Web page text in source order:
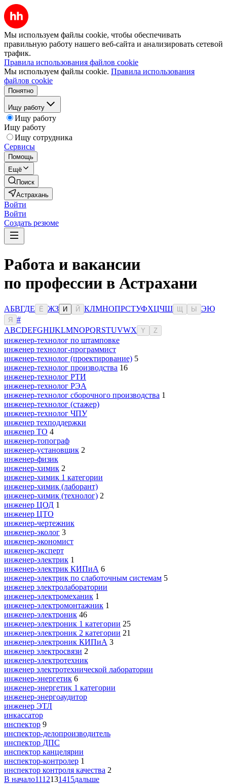
Мы используем файлы cookie, чтобы обеспечивать
правильную работу нашего веб-сайта и анализировать сетевой
трафик.
Правила использования файлов cookie
Мы используем файлы cookie. Правила использования
файлов cookie
Понятно
Ищу работу
Ищу работу
Ищу работу
Ищу сотрудника
Сервисы
Помощь
Ещё
Поиск
Астрахань
Войти
Войти
Создать резюме
Работа и вакансии
по профессии в Астрахани
АБВГДЕ Ё ЖЗ И Й КЛМНОПРСТУФХЦЧШ Ы ЭЮ
Я
#
ABCDEFGHIJKLMNOPQRSTUVWX Y Z
инженер-технолог по штамповке
инженер технолог-программист
инженер-технолог (проектирование) 5
инженер-технолог производства 16
инженер-технолог РТИ
инженер-технолог РЭА
инженер-технолог сборочного производства 1
инженер-технолог (стажер)
инженер-технолог ЧПУ
инженер техподдержки
инженер ТО 4
инженер-топограф
инженер-установщик 2
инженер-физик
инженер-химик 2
инженер-химик 1 категории
инженер-химик (лаборант)
инженер-химик (технолог) 2
инженер ЦОД 1
инженер ЦТО
инженер-чертежник
инженер-эколог 3
инженер-экономист
инженер-эксперт
инженер-электрик 1
инженер-электрик КИПиА 6
инженер-электрик по слаботочным системам 5
инженер электролаборатории
инженер-электромеханик 1
инженер-электромонтажник 1
инженер-электроник 46
инженер-электроник 1 категории 25
инженер-электроник 2 категории 21
инженер-электроник КИПиА 3
инженер электросвязи 2
инженер-электротехник
инженер электротехнической лаборатории
инженер-энергетик 6
инженер-энергетик 1 категории
инженер-энергоаудитор
инженер ЭТЛ
инкассатор
инспектор 9
инспектор-делопроизводитель
инспектор ДПС
инспектор канцелярии
инспектор-контролер 1
инспектор контроля качества 2
В начало1112131415дальше